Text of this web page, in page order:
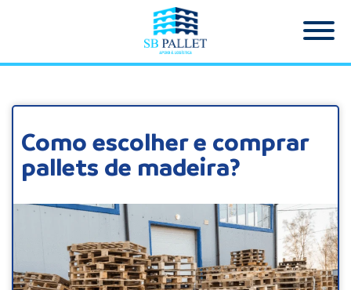
Como escolher e comprar
pallets de madeira?